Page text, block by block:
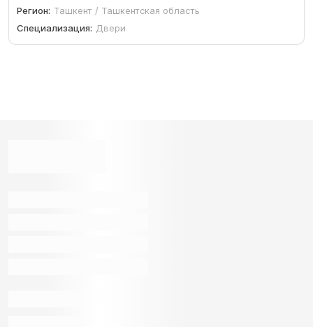
Регион: Ташкент / Ташкентская область
Специализация: Двери